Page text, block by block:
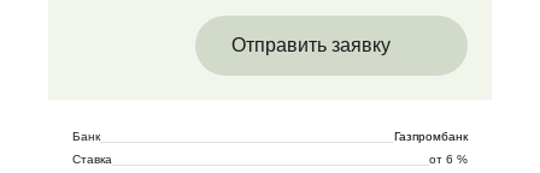
Отправить заявку
Банк
Газпромбанк
Ставка
от 6 %